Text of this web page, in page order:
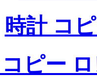
時計 コ
ピー